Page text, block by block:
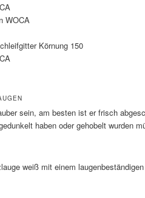
WOCA
Körnung 150
sein, am besten ist er frisch
haben oder gehobelt wurden
weiß mit einem